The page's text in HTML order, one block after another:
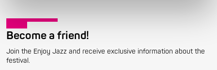
Become a friend!
Join the Enjoy Jazz and receive exclusive information about the
festival.